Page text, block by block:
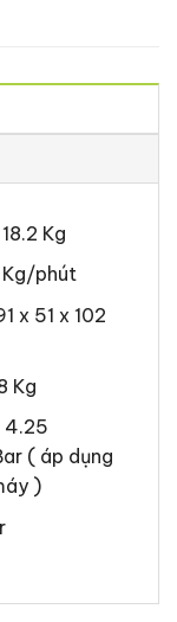
Kg
phút
x 51 x 102
Kg
4.25
( áp dụng
)